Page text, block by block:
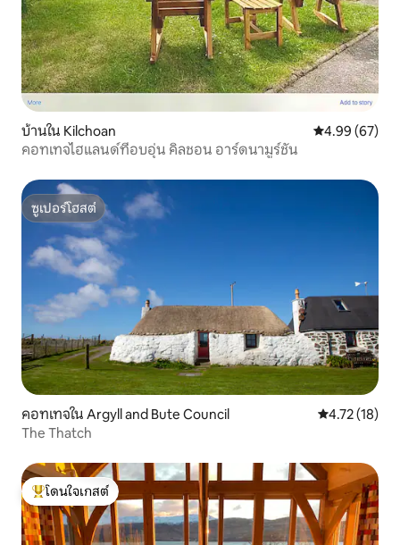
บ้านใน Kilchoan คะแนนเฉลี่ย
4.99 (67)
คอทเทจไฮแลนด์ที่อบอุ่น คิลชอน อาร์ดนามูร์ชัน
ซูเปอร์โฮสต์
ซูเปอร์โฮสต์
คอทเทจใน Argyll and Bute Council คะแนนเฉลี่ย
4.72 (18)
The Thatch
โดนใจเกสต์ที่สุด
โดนใจเกสต์